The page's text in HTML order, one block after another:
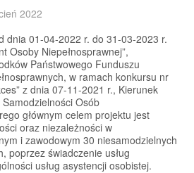
2022
dnia 01-04-2022 r. do 31-03-2023 r.
Osoby Niepełnosprawnej”,
Państwowego Funduszu
w ramach konkursu nr
z dnia 07-11-2021 r., Kierunek
Osób
głównym celem projektu jest
oraz niezależności w
i zawodowym 30 niesamodzielnych
poprzez świadczenie usług
usług asystencji osobistej.